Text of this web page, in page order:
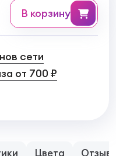
в корзину
сети
от 700 ₽
Цвета